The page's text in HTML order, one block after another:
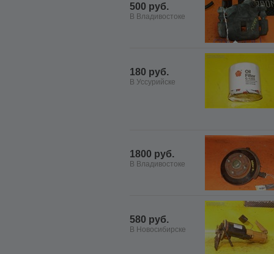
500 руб.
В Владивостоке
180 руб.
В Уссурийске
1800 руб.
В Владивостоке
580 руб.
В Новосибирске